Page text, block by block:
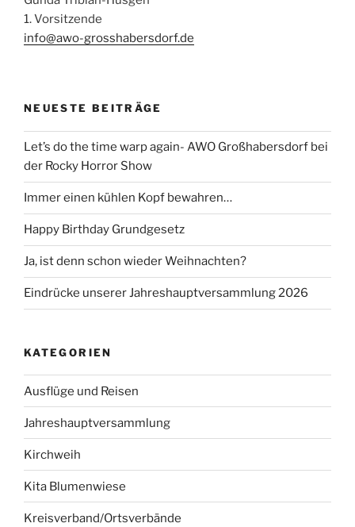
1. Vorsitzende
info@awo-grosshabersdorf.de
NEUESTE BEITRÄGE
Let’s do the time warp again- AWO Großhabersdorf bei
der Rocky Horror Show
Immer einen kühlen Kopf bewahren…
Happy Birthday Grundgesetz
Ja, ist denn schon wieder Weihnachten?
Eindrücke unserer Jahreshauptversammlung 2026
KATEGORIEN
Ausflüge und Reisen
Jahreshauptversammlung
Kirchweih
Kita Blumenwiese
Kreisverband/Ortsverbände